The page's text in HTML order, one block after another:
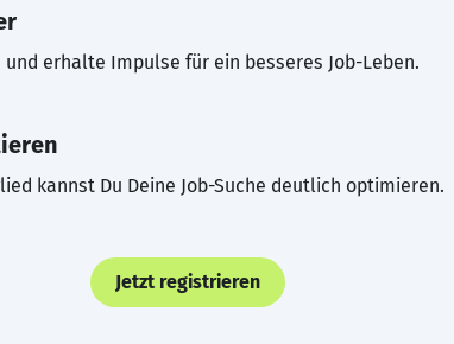
und erhalte Impulse für ein besseres Job-Leben.
kannst Du Deine Job-Suche deutlich optimieren.
Jetzt registrieren